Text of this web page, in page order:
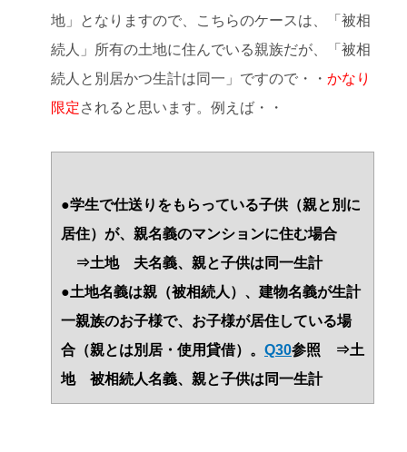
地」となりますので、こちらのケースは、「被相
続人」所有の土地に住んでいる親族だが、「被相
続人と別居かつ生計は同一」ですので・・ かなり
限定されると思います。例えば・・
●学生で仕送りをもらっている子供（親と別に
居住）が、親名義のマンションに住む場合
⇒土地 夫名義、親と子供は同一生計
●土地名義は親（被相続人）、建物名義が生計
一親族のお子様で、お子様が居住している場
合（親とは別居・使用貸借）。 Q30参照 ⇒土
地 被相続人名義、親と子供は同一生計